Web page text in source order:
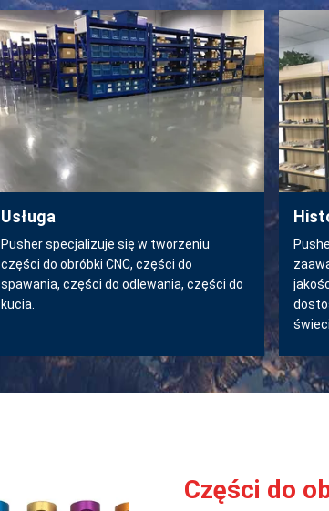
Usługa
Pusher specjalizuje się w tworzeniu
części do obróbki CNC, części do
spawania, części do odlewania, części do
kucia.
Części do